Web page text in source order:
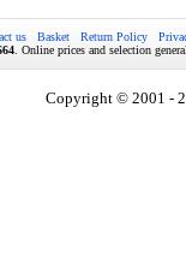
us Basket Return Policy
. Online prices and selection
Copyright © 2001 -